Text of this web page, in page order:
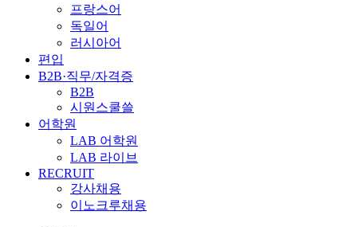
프랑스어
독일어
러시아어
편입
B2B·직무/자격증
B2B
시원스쿨쓸
어학원
LAB 어학원
LAB 라이브
RECRUIT
강사채용
이노크루채용